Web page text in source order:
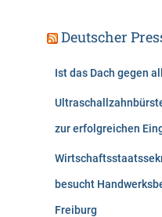
Deutscher
Ist das Dach gegen
zur erfolgreichen
besucht
Freiburg